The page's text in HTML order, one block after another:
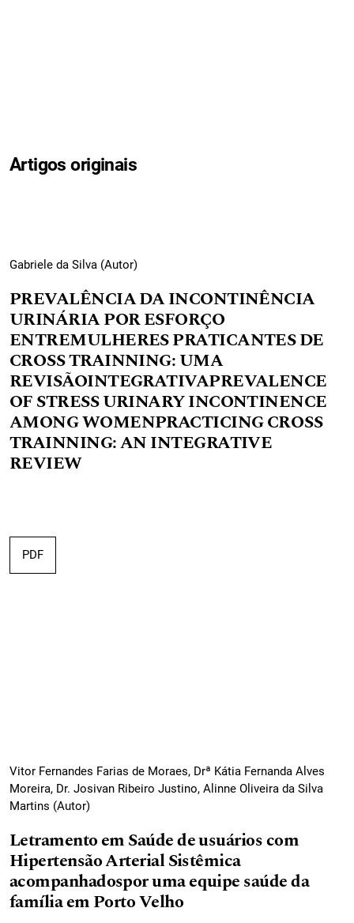
Artigos originais
Gabriele da Silva (Autor)
PREVALÊNCIA DA INCONTINÊNCIA
URINÁRIA POR ESFORÇO
ENTREMULHERES PRATICANTES DE
CROSS TRAINNING: UMA
REVISÃOINTEGRATIVAPREVALENCE
OF STRESS URINARY INCONTINENCE
AMONG WOMENPRACTICING CROSS
TRAINNING: AN INTEGRATIVE
REVIEW
PDF
Vitor Fernandes Farias de Moraes, Drª Kátia Fernanda Alves
Moreira, Dr. Josivan Ribeiro Justino, Alinne Oliveira da Silva
Martins (Autor)
Letramento em Saúde de usuários com
Hipertensão Arterial Sistêmica
acompanhadospor uma equipe saúde da
família em Porto Velho